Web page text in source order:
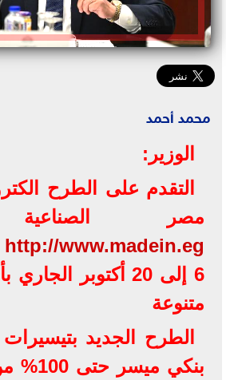
محمد أحمد
الوزير:
التقدم على الطرح
مصر الصناعية
http://www.madein.eg
6 إلى 20 أكتوبر
متنوعة
الطرح الجديد
بنكي